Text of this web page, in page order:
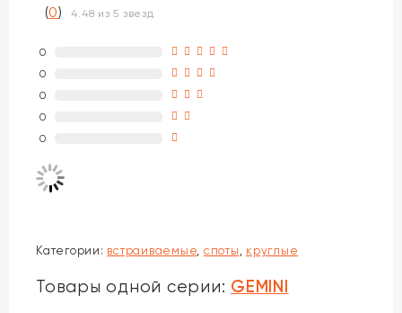
(0)4.48 из 5 звезд
0
0
0
0
0
Категории: встраиваемые споты круглые
Товары одной серии: GEMINI